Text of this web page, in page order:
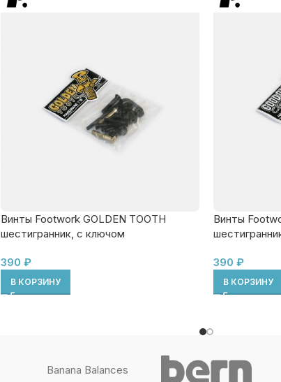
Винты Footwork GOLDEN TOOTH
шестигранник, с ключом
390 ₽
В КОРЗИНУ
Винты
390 ₽
В КОРЗИНУ